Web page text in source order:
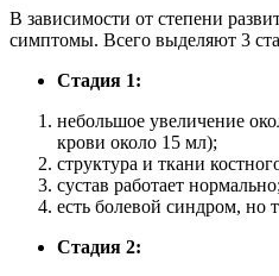
В зависимости от степени
симптомы. Всего выделяют 3
Стадия 1:
небольшое увеличение
крови около 15 мл);
структура и ткани
сустав работает
есть болевой синдром, но
Стадия 2: